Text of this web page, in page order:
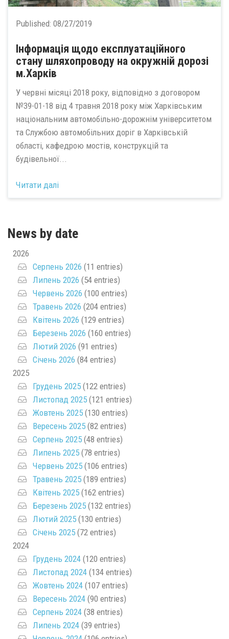
Published: 08/27/2019
Інформація щодо експлуатаційного
стану шляхопроводу на окружній дорозі
м.Харків
У червні місяці 2018 року, відповідно з договором
№39-01-18 від 4 травня 2018 року між Харківським
національним автомобільно-дорожнім університетом
та Службою автомобільних доріг в Харківській
області, кафедрою мостів, конструкцій та
будівельної...
Читати далі
News by date
2026
Серпень 2026 (11 entries)
Липень 2026 (54 entries)
Червень 2026 (100 entries)
Травень 2026 (204 entries)
Квітень 2026 (129 entries)
Березень 2026 (160 entries)
Лютий 2026 (91 entries)
Січень 2026 (84 entries)
2025
Грудень 2025 (122 entries)
Листопад 2025 (121 entries)
Жовтень 2025 (130 entries)
Вересень 2025 (82 entries)
Серпень 2025 (48 entries)
Липень 2025 (78 entries)
Червень 2025 (106 entries)
Травень 2025 (189 entries)
Квітень 2025 (162 entries)
Березень 2025 (132 entries)
Лютий 2025 (130 entries)
Січень 2025 (72 entries)
2024
Грудень 2024 (120 entries)
Листопад 2024 (134 entries)
Жовтень 2024 (107 entries)
Вересень 2024 (90 entries)
Серпень 2024 (38 entries)
Липень 2024 (39 entries)